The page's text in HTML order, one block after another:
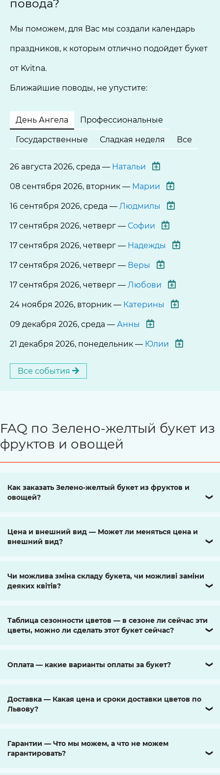
повода?
Мы поможем, для Вас мы создали календарь
праздников, к которым отлично подойдет букет
от Kvitna.
Ближайшие поводы, не упустите:
День Ангела Профессиональные
Государственные Сладкая неделя Все
26 августа 2026, среда — Натальи
08 сентября 2026, вторник — Марии
16 сентября 2026, среда — Людмилы
17 сентября 2026, четверг — Софии
17 сентября 2026, четверг — Надежды
17 сентября 2026, четверг — Веры
17 сентября 2026, четверг — Любови
24 ноября 2026, вторник — Катерины
09 декабря 2026, среда — Анны
21 декабря 2026, понедельник — Юлии
Все события
FAQ по Зелено-желтый букет из
фруктов и овощей
Как заказать Зелено-желтый букет из фруктов и
овощей?
❯
Цена и внешний вид — Может ли меняться цена и
внешний вид?
❯
Чи можлива зміна складу букета, чи можливі заміни
деяких квітів?
❯
Таблица сезонности цветов — в сезоне ли сейчас эти
цветы, можно ли сделать этот букет сейчас?
❯
Оплата — какие варианты оплаты за букет? ❯
Доставка — Какая цена и сроки доставки цветов по
Львову?
❯
Гарантии — Что мы можем, а что не можем
гарантировать?
❯